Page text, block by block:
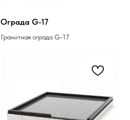
Ограда G-17
Гранитная ограда G-17